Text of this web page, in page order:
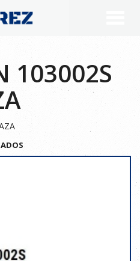
103002S